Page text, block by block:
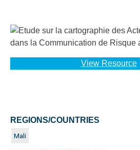
View Resource
REGIONS/COUNTRIES
Mali